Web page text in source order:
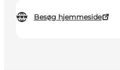
Besøg hjemmeside